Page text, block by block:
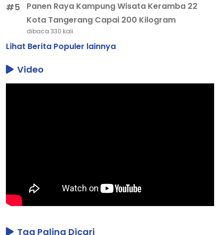
#5
Panen Raya Kampung Wisata Keramba 22
Kota Tangerang Capai 200 Kilogram
dibaca 330 kali
Lihat Berita Populer lainnya
Video
Tag Paling Dicari